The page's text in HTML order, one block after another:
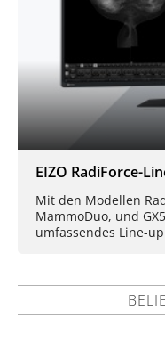
EIZO RadiForce-
Mit den Modellen
MammoDuo, und
umfassendes Line-